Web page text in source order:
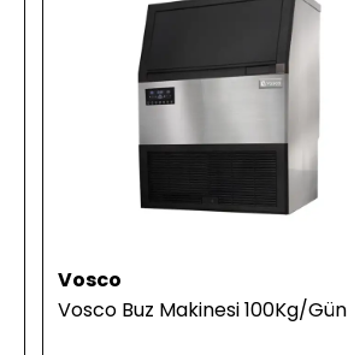
Vosco
Vosco Buz Makinesi 100Kg/Gün